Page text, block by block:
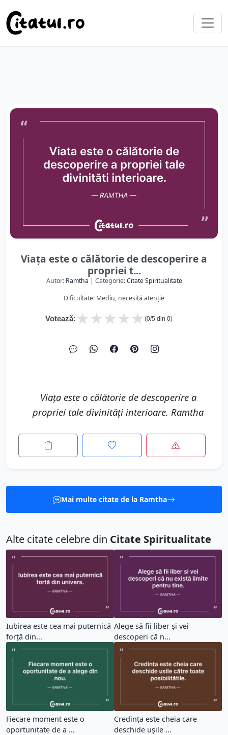
Viața este o călătorie de descoperire a
propriei t...
Autor: Ramtha | Categorie:Citate Spiritualitate
Dificultate: Mediu, necesită atenție
Votează: ★
★
★
★
★ (0/5 din 0)
Viața este o călătorie de descoperire a
propriei tale divinități interioare. Ramtha
Mai multe citate de la Ramtha
Alte citate celebre din Citate Spiritualitate
Iubirea este cea mai puternică
forță din...
Alege să fii liber și vei
descoperi că n...
Fiecare moment este o
oportunitate de a ...
Credința este cheia care
deschide ușile ...